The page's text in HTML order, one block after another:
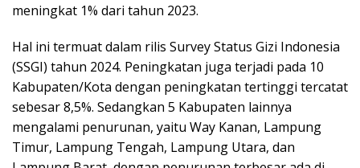
meningkat 1% dari tahun 2023.
Hal ini termuat dalam rilis Survey Status Gizi Indonesia
(SSGI) tahun 2024. Peningkatan juga terjadi pada 10
Kabupaten/Kota dengan peningkatan tertinggi tercatat
sebesar 8,5%. Sedangkan 5 Kabupaten lainnya
mengalami penurunan, yaitu Way Kanan, Lampung
Timur, Lampung Tengah, Lampung Utara, dan